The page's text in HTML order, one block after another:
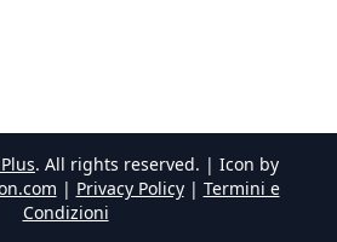
. All rights reserved. | Icon by
| Privacy Policy| Termini e
Condizioni